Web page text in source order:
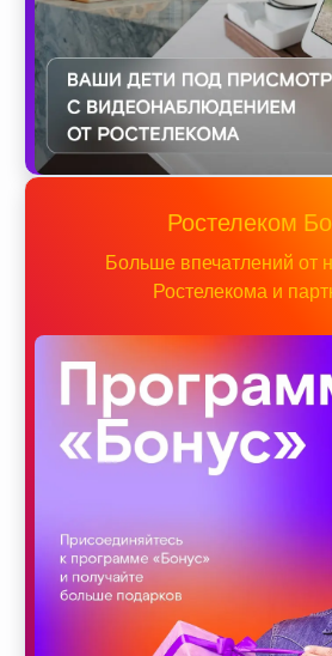
Ростелеком
Больше впечатлений от
Ростелекома и